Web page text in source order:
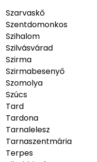
Szarvaskő
Szentdomonkos
Szihalom
Szilvásvárad
Szirma
Szirmabesenyő
Szomolya
Szúcs
Tard
Tardona
Tarnalelesz
Tarnaszentmária
Terpes